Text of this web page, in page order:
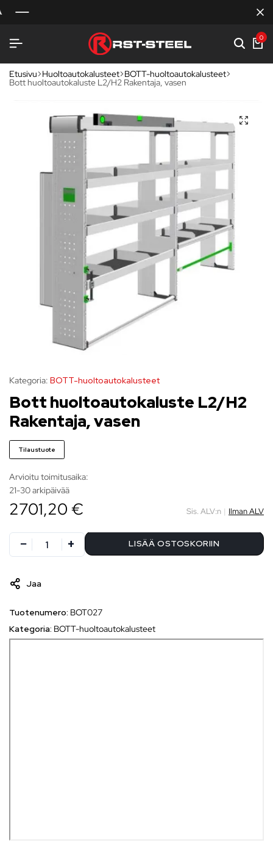
0
Etusivu Huoltoautokalusteet BOTT-huoltoautokalusteet
Bott huoltoautokaluste L2/H2 Rakentaja, vasen
Kategoria: BOTT-huoltoautokalusteet
Bott huoltoautokaluste L2/H2
Rakentaja, vasen
Tilaustuote
Arvioitu toimitusaika:
21-30 arkipäivää
2701,20 € Sis. ALV:n | Ilman ALV
LISÄÄ OSTOSKORIIN
Jaa
Tuotenumero: BOT027
Kategoria: BOTT-huoltoautokalusteet